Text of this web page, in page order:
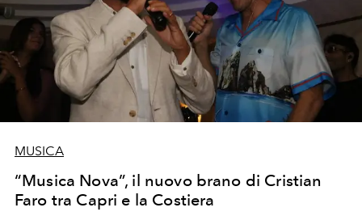
MUSICA
“Musica Nova”, il nuovo brano di Cristian
Faro tra Capri e la Costiera